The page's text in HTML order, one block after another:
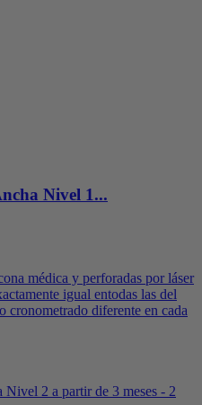
Nivel 1...
médica y perforadas por láser
igual entodas las del
diferente en cada